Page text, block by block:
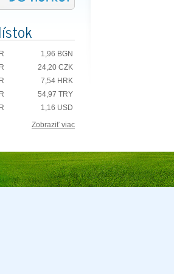
1,96 BGN
24,20 CZK
7,54 HRK
54,97 TRY
1,16 USD
Zobraziť viac
CA Cepreka s.r.o., tel: 032-7710416, e-mail: